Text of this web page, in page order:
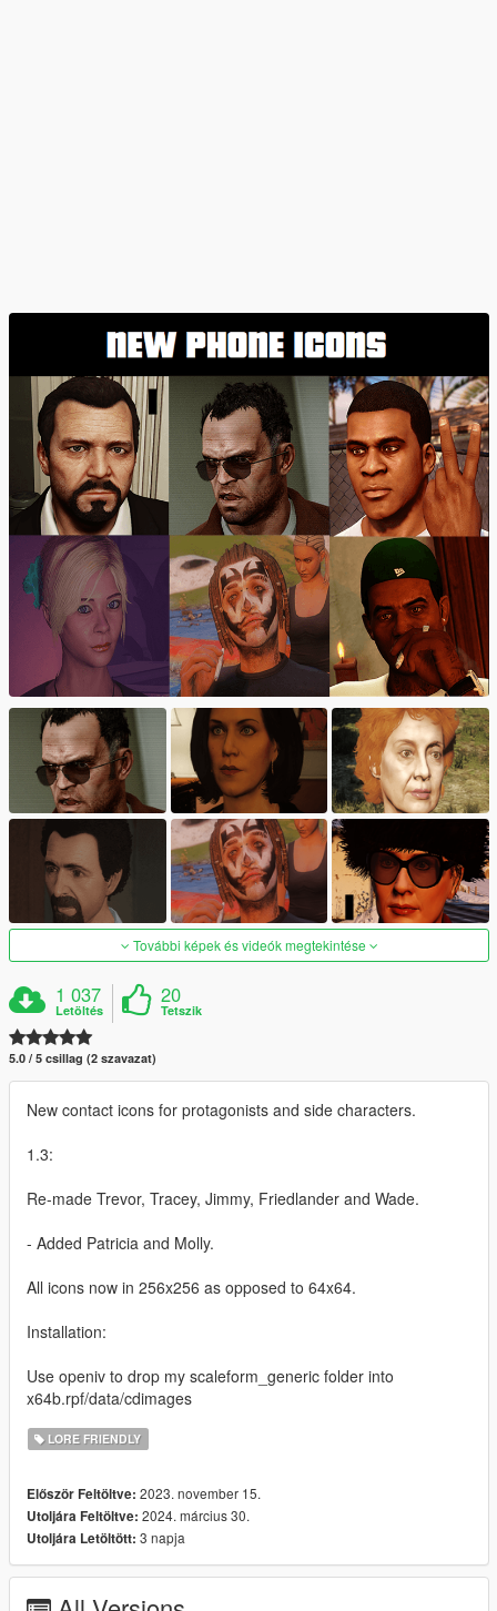
További képek és videók megtekintése
1 037
Letöltés
20
Tetszik
5.0 / 5 csillag (2 szavazat)
New contact icons for protagonists and side characters.
1.3:
Re-made Trevor, Tracey, Jimmy, Friedlander and Wade.
- Added Patricia and Molly.
All icons now in 256x256 as opposed to 64x64.
Installation:
Use openiv to drop my scaleform_generic folder into
x64b.rpf/data/cdimages
LORE FRIENDLY
Először Feltöltve: 2023. november 15.
Utoljára Feltöltve: 2024. március 30.
Utoljára Letöltött: 3 napja